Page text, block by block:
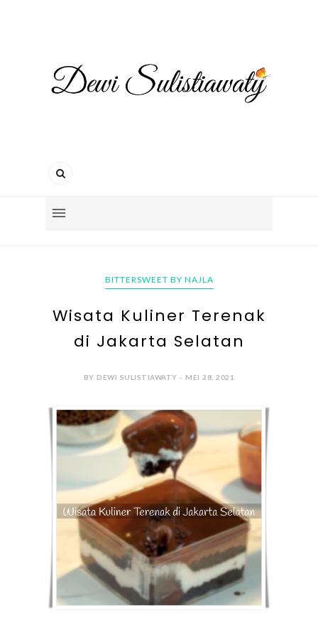
BITTERSWEET BY NAJLA
Wisata Kuliner Terenak
di Jakarta Selatan
BY DEWI SULISTIAWATY - MEI 28, 2021